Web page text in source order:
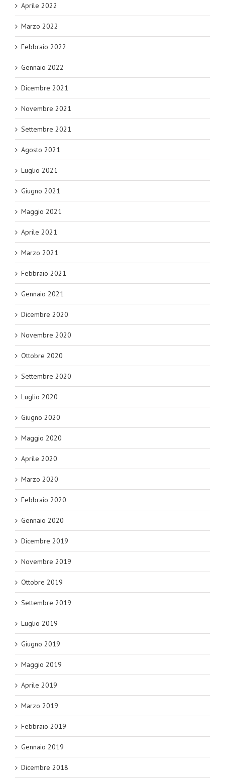
Aprile 2022
Marzo 2022
Febbraio 2022
Gennaio 2022
Dicembre 2021
Novembre 2021
Settembre 2021
Agosto 2021
Luglio 2021
Giugno 2021
Maggio 2021
Aprile 2021
Marzo 2021
Febbraio 2021
Gennaio 2021
Dicembre 2020
Novembre 2020
Ottobre 2020
Settembre 2020
Luglio 2020
Giugno 2020
Maggio 2020
Aprile 2020
Marzo 2020
Febbraio 2020
Gennaio 2020
Dicembre 2019
Novembre 2019
Ottobre 2019
Settembre 2019
Luglio 2019
Giugno 2019
Maggio 2019
Aprile 2019
Marzo 2019
Febbraio 2019
Gennaio 2019
Dicembre 2018